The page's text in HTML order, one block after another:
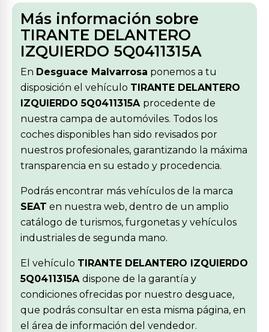
Más información sobre
TIRANTE DELANTERO
IZQUIERDO 5Q0411315A
En Desguace Malvarrosa ponemos a tu
disposición el vehículo TIRANTE DELANTERO
IZQUIERDO 5Q0411315A procedente de
nuestra campa de automóviles. Todos los
coches disponibles han sido revisados por
nuestros profesionales, garantizando la máxima
transparencia en su estado y procedencia.
Podrás encontrar más vehículos de la marca
SEAT en nuestra web, dentro de un amplio
catálogo de turismos, furgonetas y vehículos
industriales de segunda mano.
El vehículo TIRANTE DELANTERO IZQUIERDO
5Q0411315A dispone de la garantía y
condiciones ofrecidas por nuestro desguace,
que podrás consultar en esta misma página, en
el área de información del vendedor.